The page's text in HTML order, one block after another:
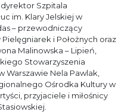
Szpitala
im. Klary Jelskiej w
– przewodniczący
i Położnych oraz
Malinowska – Lipień,
Stowarzyszenia
Warszawie Nela Pawlak,
Ośrodka Kultury w
przyjaciele i miłośnicy